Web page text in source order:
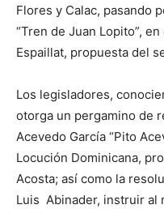
Flores y Calac, pasando
“Tren de Juan Lopito”,
Espaillat, propuesta del
Los legisladores,
otorga un pergamino de
Acevedo García “Pito
Locución Dominicana,
Acosta; así como la
Luis Abinader, instruir al